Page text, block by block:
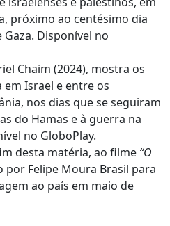
próximo ao centésimo dia
Disponível no
Chaim (2024), mostra os
Israel e entre os
nos dias que se seguiram
do Hamas e à guerra na
no GloboPlay.
desta matéria, ao filme “O
por Felipe Moura Brasil para
ao país em maio de